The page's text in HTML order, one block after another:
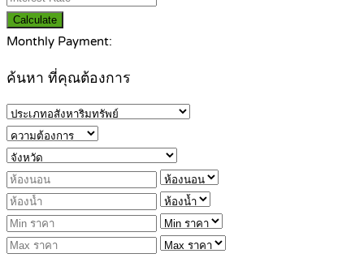
Calculate
Monthly Payment:
ค้นหา ที่คุณต้องการ